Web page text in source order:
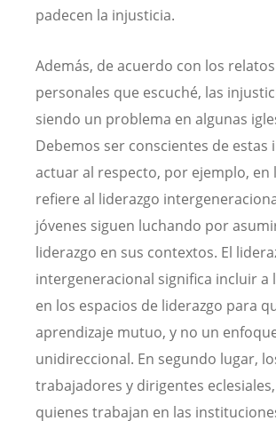
padecen la injusticia.
Además, de acuerdo con los
personales que escuché, las
siendo un problema en algunas
Debemos ser conscientes de estas
actuar al respecto, por ejemplo, en
refiere al liderazgo
jóvenes siguen luchando por
liderazgo en sus contextos. El
intergeneracional significa incluir a
en los espacios de liderazgo para
aprendizaje mutuo, y no un
unidireccional. En segundo lugar,
trabajadores y dirigentes
quienes trabajan en las